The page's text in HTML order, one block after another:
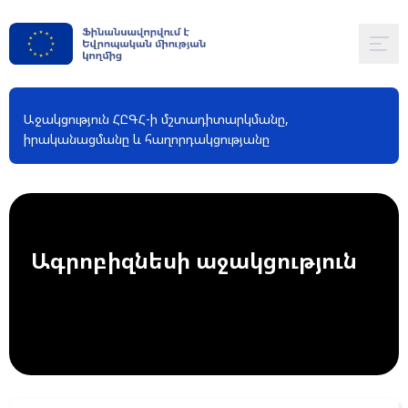
Աջակցություն ՀԸԳՀ-ի մշտադիտարկմանը,
իրականացմանը և հաղորդակցությանը
Ագրոբիզնեսի աջակցություն